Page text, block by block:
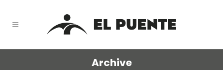
Archive